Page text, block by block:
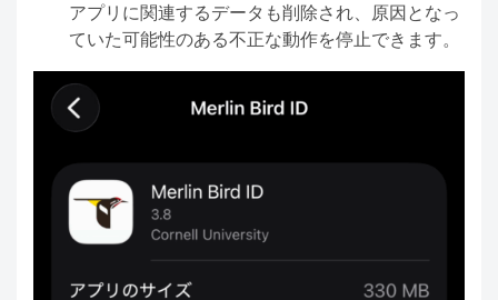
アプリに関連するデータも削除され、原因となっ
ていた可能性のある不正な動作を停止できます。